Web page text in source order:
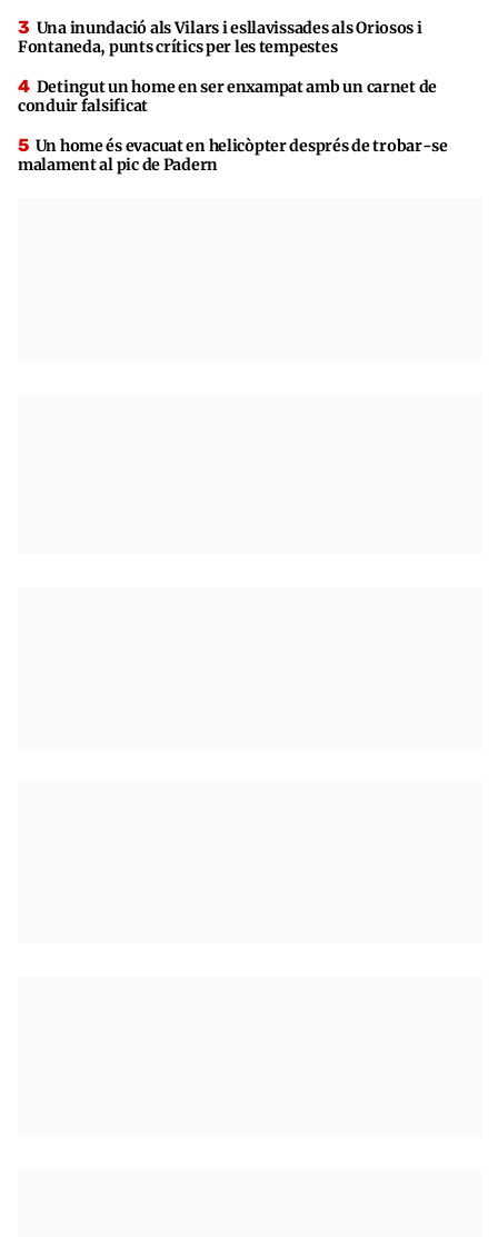
Una inundació als Vilars i esllavissades als Oriosos i
Fontaneda, punts crítics per les tempestes
Detingut un home en ser enxampat amb un carnet de
conduir falsificat
Un home és evacuat en helicòpter després de trobar-se
malament al pic de Padern